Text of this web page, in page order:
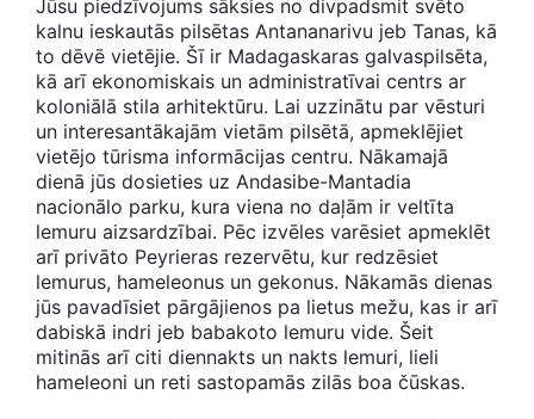
Jūsu piedzīvojums sāksies no divpadsmit svēto
kalnu ieskautās pilsētas Antananarivu jeb Tanas, kā
to dēvē vietējie. Šī ir Madagaskaras galvaspilsēta,
kā arī ekonomiskais un administratīvai centrs ar
koloniālā stila arhitektūru. Lai uzzinātu par vēsturi
un interesantākajām vietām pilsētā, apmeklējiet
vietējo tūrisma informācijas centru. Nākamajā
dienā jūs dosieties uz Andasibe-Mantadia
nacionālo parku, kura viena no daļām ir veltīta
lemuru aizsardzībai. Pēc izvēles varēsiet apmeklēt
arī privāto Peyrieras rezervētu, kur redzēsiet
lemurus, hameleonus un gekonus. Nākamās dienas
jūs pavadīsiet pārgājienos pa lietus mežu, kas ir arī
dabiskā indri jeb babakoto lemuru vide. Šeit
mitinās arī citi diennakts un nakts lemuri, lieli
hameleoni un reti sastopamās zilās boa čūskas.